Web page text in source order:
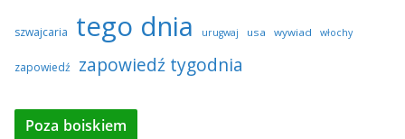
szwajcaria tego dnia urugwaj usa wywiad włochy
zapowiedź zapowiedź tygodnia
Poza boiskiem